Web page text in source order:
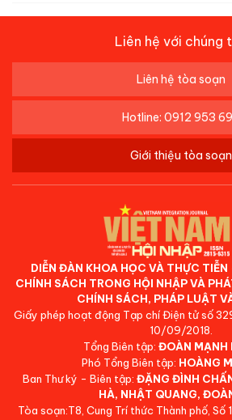
Liên hệ với chúng
Liên hệ tòa soạn
Hotline: 0912 953
Giới thiệu tòa soạn
DIỄN ĐÀN KHOA HỌC VÀ THỰC
CHÍNH SÁCH TRONG HỘI NHẬP VÀ
CHÍNH SÁCH, PHÁP LUẬT
Giấy phép hoạt động Tạp chí Điện tử số
10/09/2018.
Tổng Biên tập: ĐOÀN MẠNH
Phó Tổng Biên tập: HOÀNG
Ban Thư ký - Biên tập: ĐẶNG ĐÌNH
HÀ, NHẬT QUANG,
Tòa soạn:T8, Cung Trí thức Thành phố, Số